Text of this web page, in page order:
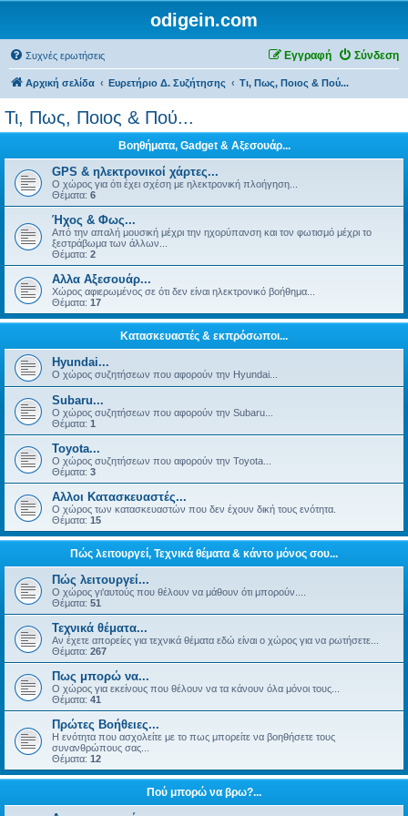
odigein.com
Συχνές ερωτήσεις Σύνδεση
Εγγραφή
Αρχική σελίδα Ευρετήριο Δ. Συζήτησης Τι, Πως, Ποιος & Πού...
Τι, Πως, Ποιος & Πού...
Βοηθήματα, Gadget & Αξεσουάρ...
GPS & ηλεκτρονικοί χάρτες...
Ο χώρος για ότι έχει σχέση με ηλεκτρονική πλοήγηση...
Θέματα: 6
Ήχος & Φως...
Από την απαλή μουσική μέχρι την ηχορύπανση και τον φωτισμό μέχρι το
ξεστράβωμα των άλλων...
Θέματα: 2
Αλλα Αξεσουάρ...
Χώρος αφιερωμένος σε ότι δεν είναι ηλεκτρονικό βοήθημα...
Θέματα: 17
Κατασκευαστές & εκπρόσωποι...
Hyundai...
Ο χώρος συζητήσεων που αφορούν την Hyundai...
Subaru...
Ο χώρος συζητήσεων που αφορούν την Subaru...
Θέματα: 1
Toyota...
Ο χώρος συζητήσεων που αφορούν την Toyota...
Θέματα: 3
Αλλοι Κατασκευαστές...
Ο χώρος των κατασκευαστών που δεν έχουν δική τους ενότητα.
Θέματα: 15
Πώς λειτουργεί, Τεχνικά θέματα & κάντο μόνος σου...
Πώς λειτουργεί...
Ο χώρος γι'αυτούς που θέλουν να μάθουν ότι μπορούν....
Θέματα: 51
Τεχνικά θέματα...
Αν έχετε απορείες για τεχνικά θέματα εδώ είναι ο χώρος για να ρωτήσετε...
Θέματα: 267
Πως μπορώ να...
Ο χώρος για εκείνους που θέλουν να τα κάνουν όλα μόνοι τους...
Θέματα: 41
Πρώτες Βοήθειες...
Η ενότητα που ασχολείτε με το πως μπορείτε να βοηθήσετε τους
συνανθρώπους σας...
Θέματα: 12
Πού μπορώ να βρω?...